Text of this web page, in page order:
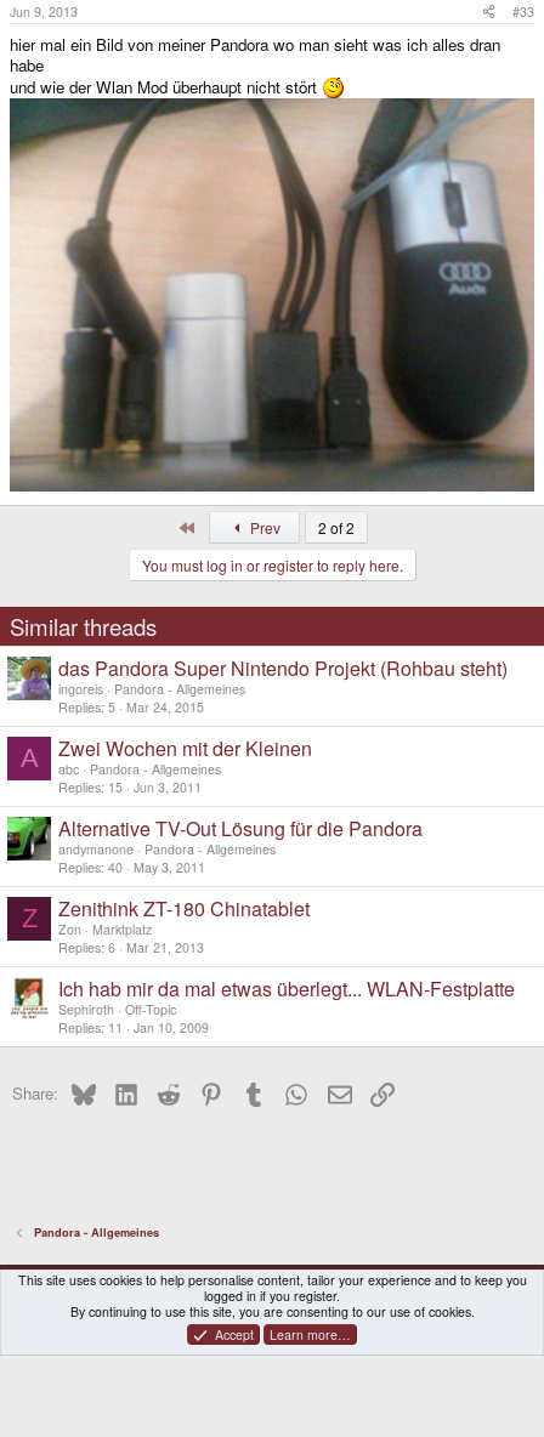
Jun 9, 2013 #33
hier mal ein Bild von meiner Pandora wo man sieht was ich alles dran
habe
und wie der Wlan Mod überhaupt nicht stört
Prev
2 of 2
You must log in or register to reply here.
Similar threads
das Pandora Super Nintendo Projekt (Rohbau steht)
ingoreis
Pandora - Allgemeines
Replies 5 Mar 24, 2015
A Zwei Wochen mit der Kleinen
abc
Pandora - Allgemeines
Replies 15 Jun 3, 2011
Alternative TV-Out Lösung für die Pandora
andymanone
Pandora - Allgemeines
Replies 40 May 3, 2011
Z Zenithink ZT-180 Chinatablet
Zon
Marktplatz
Replies 6 Mar 21, 2013
Ich hab mir da mal etwas überlegt... WLAN-Festplatte
Sephiroth
Off-Topic
Replies 11 Jan 10, 2009
Share: BlueskyLinkedInReddit PinterestTumblr WhatsApp
EmailLink
Pandora - Allgemeines
DragonBox Pyra
English (US)
Contact us
Terms and rules Privacy policy Help Home
® © 2010-2026 XenForo Ltd.|Certain add-on by SyTry.
This site uses cookies to help personalise content, tailor your experience and to keep you
logged in if you register.
By continuing to use this site, you are consenting to our use of cookies.
Accept
Learn more…